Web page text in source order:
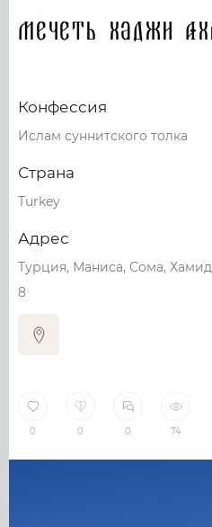
Мечеть Хаджи
Конфессия
Ислам суннитского толка
Страна
Turkey
Адрес
Турция, Маниса, Сома,
8
0 0 0 74